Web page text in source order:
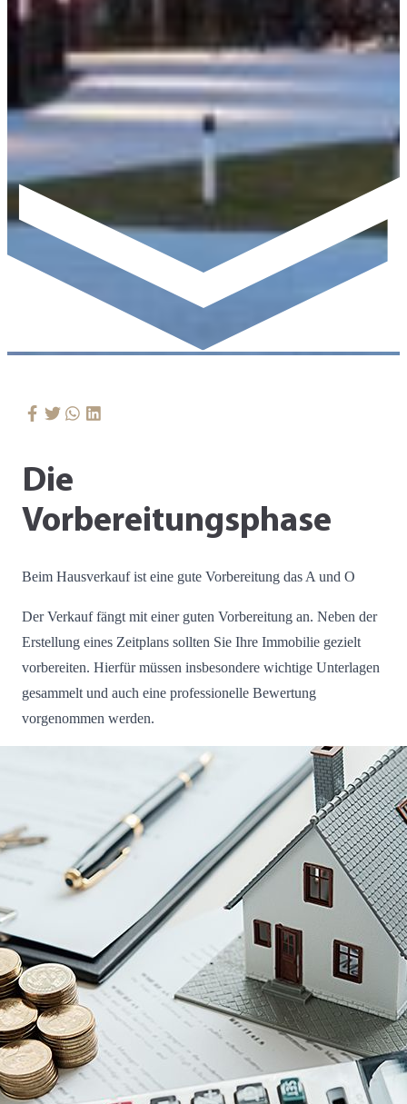
Die
Vorbereitungsphase
Beim Hausverkauf ist eine gute Vorbereitung das A und O
Der Verkauf fängt mit einer guten Vorbereitung an. Neben der
Erstellung eines Zeitplans sollten Sie Ihre Immobilie gezielt
vorbereiten. Hierfür müssen insbesondere wichtige Unterlagen
gesammelt und auch eine professionelle Bewertung
vorgenommen werden.